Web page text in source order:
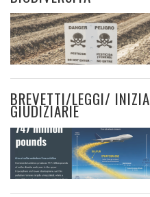
BREVETTI/LEGGI/
GIUDIZIARIE